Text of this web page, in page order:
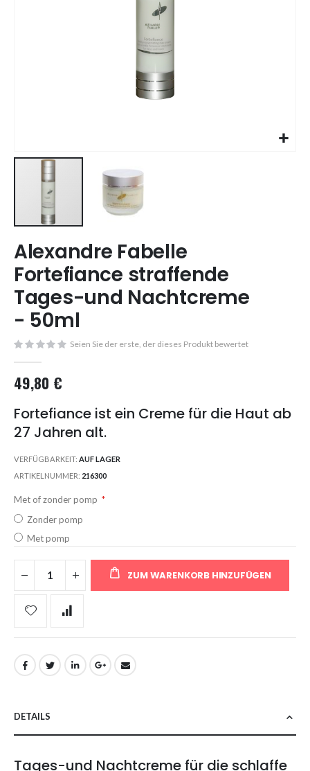
to
the
beginning
of
the
images
Alexandre Fabelle
Fortefiance straffende
Tages-und Nachtcreme
- 50ml
Seien Sie der erste, der dieses Produkt bewertet
49,80 €
Fortefiance ist ein Creme für die Haut ab
27 Jahren alt.
VERFÜGBARKEIT: AUF LAGER
ARTIKELNUMMER 216300
Met of zonder pomp
Zonder pomp
Met pomp
ZUM WARENKORB HINZUFÜGEN
DETAILS
Tages-und Nachtcreme für die schlaffe